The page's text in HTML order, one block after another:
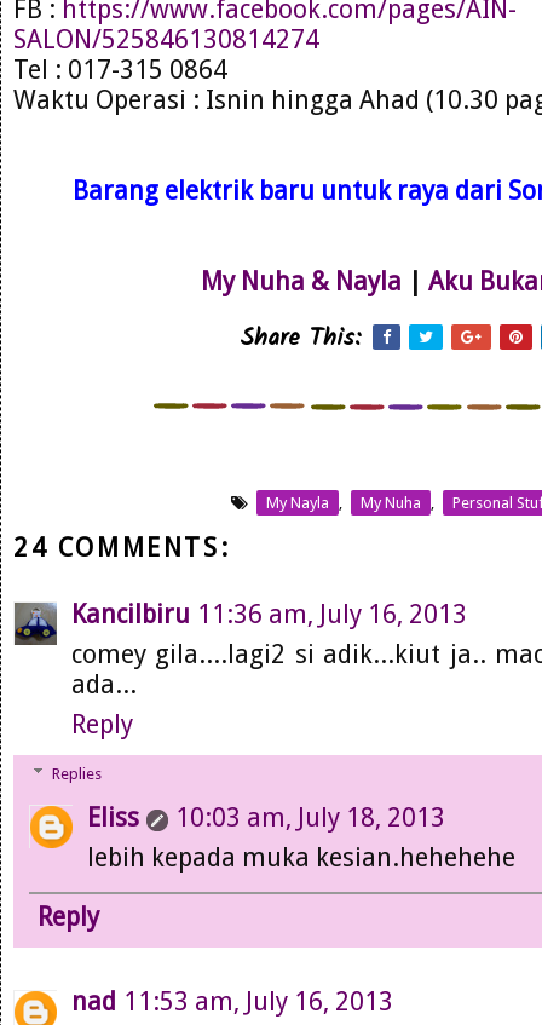
FB : https://www.facebook.com/pages/AIN-
SALON/525846130814274
Tel : 017-315 0864
Waktu Operasi : Isnin hingga Ahad (10.30
Barang elektrik baru untuk raya dari
My Nuha & Nayla | Aku
Share This:
My Nayla My Nuha Personal
24 COMMENTS:
Kancilbiru 11:36 am, July 16, 2013
comey gila....lagi2 si adik...kiut ja..
ada...
Reply
Replies
Eliss
10:03 am, July 18, 2013
lebih kepada muka kesian.hehehehe
Reply
nad 11:53 am, July 16, 2013